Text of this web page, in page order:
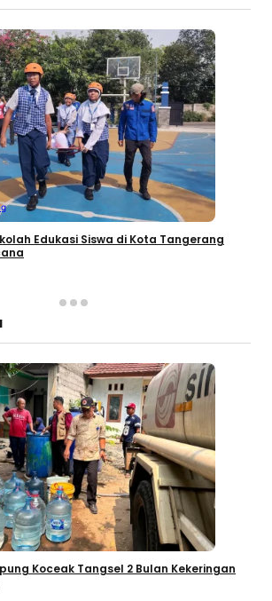
Edukasi Siswa di Kota Tangerang
Koceak Tangsel 2 Bulan Kekeringan